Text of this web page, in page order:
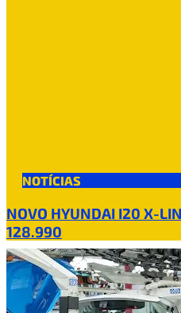
NOTÍCIAS
NOVO HYUNDAI I20 X-
128.990